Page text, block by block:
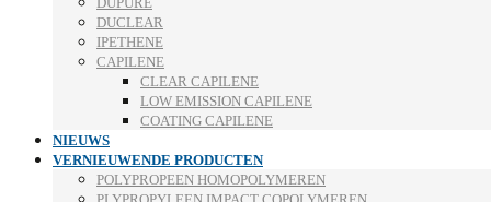
DUCLEAR
IPETHENE
CAPILENE
CLEAR CAPILENE
LOW EMISSION CAPILENE
COATING CAPILENE
NIEUWS
VERNIEUWENDE PRODUCTEN
POLYPROPEEN HOMOPOLYMEREN